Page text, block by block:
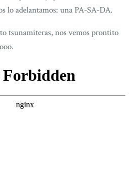
lo adelantamos: una PA-SA-DA.
tsunamiteras, nos vemos prontito